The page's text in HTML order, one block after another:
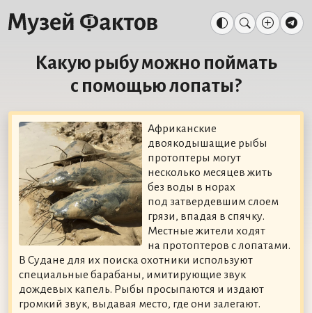
Какую рыбу можно поймать
с помощью лопаты?
Африканские
двоякодышащие рыбы
протоптеры могут
несколько месяцев жить
без воды в норах
под затвердевшим слоем
грязи, впадая в спячку.
Местные жители ходят
на протоптеров с лопатами.
В Судане для их поиска охотники используют
специальные барабаны, имитирующие звук
дождевых капель. Рыбы просыпаются и издают
громкий звук, выдавая место, где они залегают.